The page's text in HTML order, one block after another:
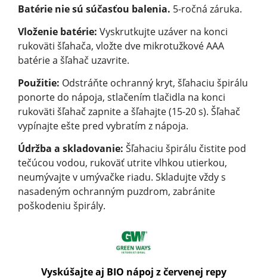
Batérie nie sú súčasťou balenia. 5-ročná záruka.
Vloženie batérie: Vyskrutkujte uzáver na konci
rukoväti šľahača, vložte dve mikrotužkové AAA
batérie a šľahač uzavrite.
Použitie: Odstráňte ochranný kryt, šľahaciu špirálu
ponorte do nápoja, stlačením tlačidla na konci
rukoväti šľahač zapnite a šľahajte (15-20 s). Šľahač
vypínajte ešte pred vybratím z nápoja.
Údržba a skladovanie: Šľahaciu špirálu čistite pod
tečúcou vodou, rukoväť utrite vlhkou utierkou,
neumývajte v umývačke riadu. Skladujte vždy s
nasadeným ochranným puzdrom, zabránite
poškodeniu špirály.
Vyskúšajte aj BIO nápoj z červenej repy